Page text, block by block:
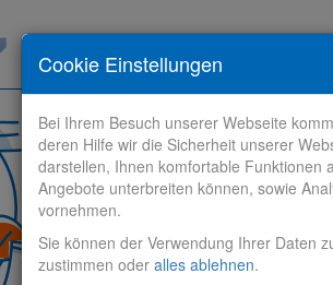
Stelle finden Bewerbungstipps
Cookie Einstellungen
Bei Ihrem Besuch unserer Webseite
deren Hilfe wir die Sicherheit unserer
darstellen, Ihnen komfortable Funktionen
Angebote unterbreiten können, sowie
vornehmen.
Sie können der Verwendung Ihrer Daten
zustimmen oder alles ablehnen.